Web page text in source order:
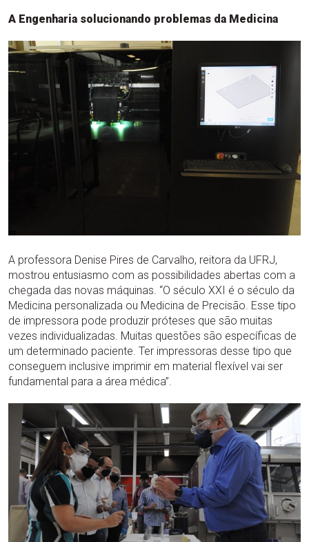
A Engenharia solucionando problemas da Medicina
A professora Denise Pires de Carvalho, reitora da UFRJ,
mostrou entusiasmo com as possibilidades abertas com a
chegada das novas máquinas. “O século XXI é o século da
Medicina personalizada ou Medicina de Precisão. Esse tipo
de impressora pode produzir próteses que são muitas
vezes individualizadas. Muitas questões são específicas de
um determinado paciente. Ter impressoras desse tipo que
conseguem inclusive imprimir em material flexível vai ser
fundamental para a área médica”.